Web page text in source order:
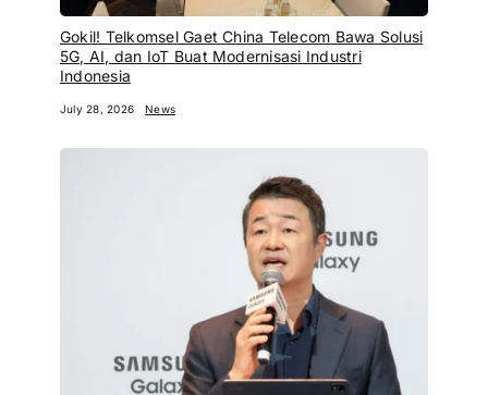
Gokil! Telkomsel Gaet China Telecom Bawa Solusi
5G, AI, dan IoT Buat Modernisasi Industri
Indonesia
July 28, 2026 News